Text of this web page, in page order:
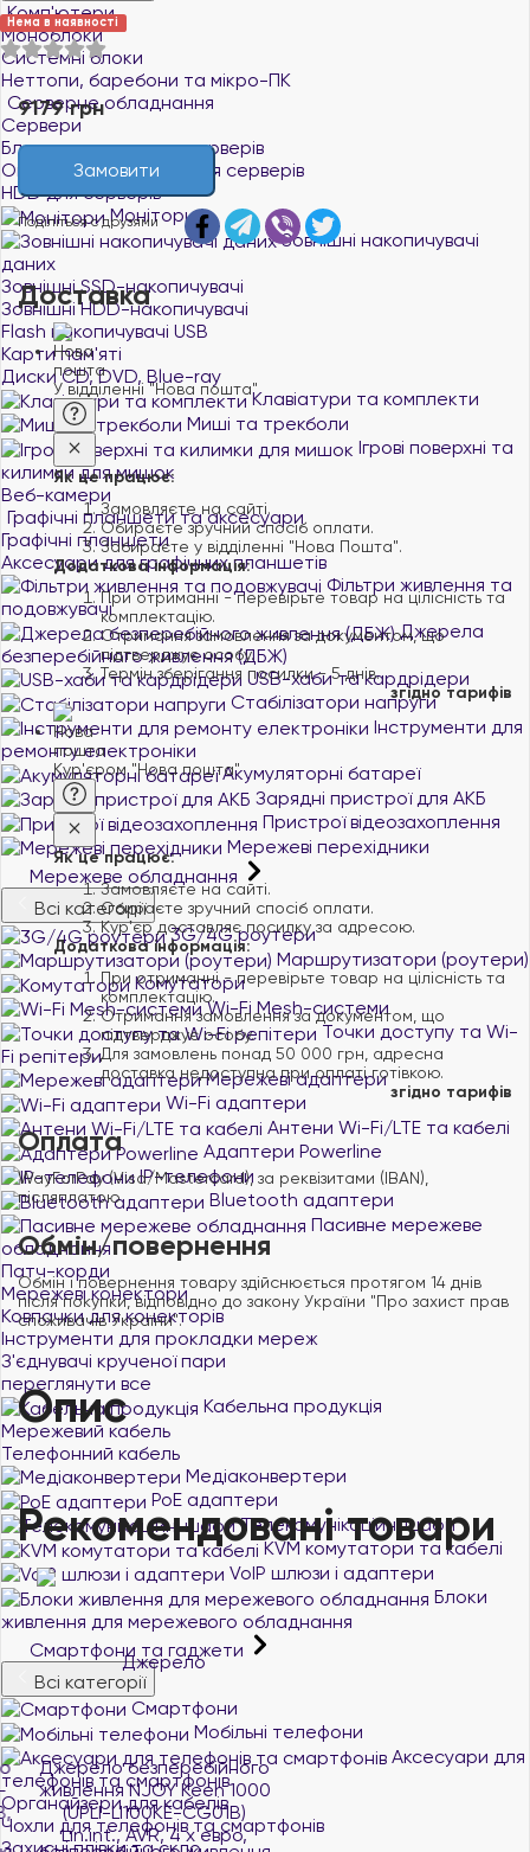
Комп'ютери
Моноблоки
Системні блоки
Неттопи, баребони та мікро-ПК
Серверне обладнання
Сервери
Блоки живлення для серверів
Оперативна пам`ять для серверів
HDD для серверів
Монітори
Зовнішні накопичувачі
даних
Зовнішні SSD-накопичувачі
Зовнішні HDD-накопичувачі
Flash накопичувачі USB
Карти пам'яті
Диски CD, DVD, Blue-ray
Клавіатури та комплекти
Миші та трекболи
Ігрові поверхні та
килимки для мишок
Веб-камери
Графічні планшети та аксесуари
Графічні планшети
Аксесуари для графічних планшетів
Фільтри живлення та
подовжувачі
Джерела
безперебійного живлення (ДБЖ)
USB-хаби та кардрідери
Стабілізатори напруги
Інструменти для
ремонту електроніки
Акумуляторні батареї
Зарядні пристрої для АКБ
Пристрої відеозахоплення
Мережеві перехідники
Мережеве обладнання
Всі категорії
3G/4G роутери
Маршрутизатори (роутери)
Комутатори
Wi-Fi Mesh-системи
Точки доступу та Wi-
Fi репітери
Мережеві адаптери
Wi-Fi адаптери
Антени Wi-Fi/LTE та кабелі
Адаптери Powerline
IP-телефони
Bluetooth адаптери
Пасивне мережеве
обладнання
Патч-корди
Мережеві конектори
Ковпачки для конекторів
Інструменти для прокладки мереж
З'єднувачі крученої пари
переглянути все
Кабельна продукція
Мережевий кабель
Телефонний кабель
Медіаконвертери
PoE адаптери
Телекомунікаційні шафи
KVM комутатори та кабелі
VoIP шлюзи і адаптери
Блоки
живлення для мережевого обладнання
Смартфони та гаджети
Всі категорії
Смартфони
Мобільні телефони
Аксесуари для
телефонів та смартфонів
Органайзери для кабелів
Чохли для телефонів та смартфонів
Нема в наявності
9179 грн
Замовити
Поділіться с друзями
Доставка
У відділенні "Нова пошта"
Як це працює:
Замовляєте на сайті.
Обираєте зручний спосіб оплати.
Забираєте у відділенні "Нова Пошта".
Додаткова інформація:
При отриманні - перевірьте товар на цілісність та
комплектацію.
Отримання замовлення за документом, що
підтверджує особу.
Термін зберігання посилки - 5 днів.
згідно тарифів
Кур'єром "Нова пошта"
Як це працює:
Замовляєте на сайті.
Обираєте зручний спосіб оплати.
Курʼєр доставляє посилку за адресою.
Додаткова інформація:
При отриманні - перевірьте товар на цілісність та
комплектацію.
Отримання замовлення за документом, що
підтверджує особу.
Для замовлень понад 50 000 грн, адресна
доставка недоступна при оплаті готівкою.
згідно тарифів
Оплата
WayForPay (Visa/Mastercard), за реквізитами (IBAN),
післяплатою
Обмін/повернення
Обмін і повернення товару здійснюється протягом 14 днів
після покупки, відповідно до закону України "Про захист прав
споживачів України".
Опис
Рекомендовані товари
Джерело безперебійного
живлення NJOY Keen 1000
(UPLI-LI100KE-CG01B)
Lin.int., AVR, 4 x евро,
Джерело безперебійного
AZ01B), Lin.int., AVR, 4 x